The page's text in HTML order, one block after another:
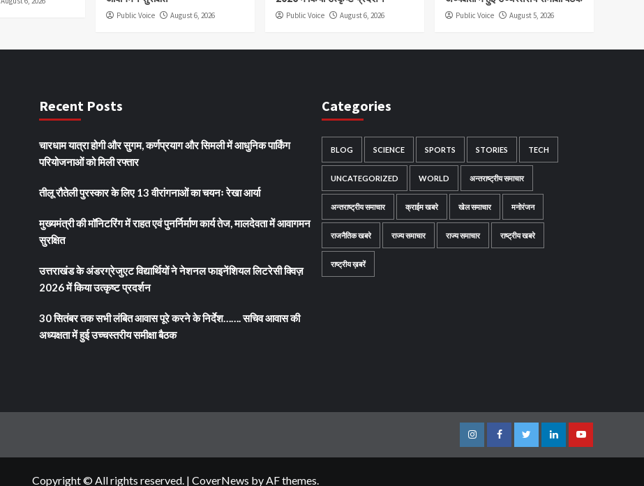
Public Voice August 6, 2026 Public Voice August 6, 2026 Public Voice August 5, 2026
Recent Posts
चारधाम यात्रा होगी और सुगम, कर्णप्रयाग और सिमली में आधुनिक पार्किंग
परियोजनाओं को मिली रफ्तार
तीलू रौतेली पुरस्कार के लिए 13 वीरांगनाओं का चयनः रेखा आर्या
मुख्यमंत्री की मॉनिटरिंग में राहत एवं पुनर्निर्माण कार्य तेज, मालदेवता में आवागमन
सुरक्षित
उत्तराखंड के अंडरग्रेजुएट विद्यार्थियों ने नेशनल फाइनेंशियल लिटरेसी क्विज़
2026 में किया उत्कृष्ट प्रदर्शन
30 सितंबर तक सभी लंबित आवास पूरे करने के निर्देश……. सचिव आवास की
अध्यक्षता में हुई उच्चस्तरीय समीक्षा बैठक
Categories
BLOG SCIENCE SPORTS STORIES TECH
UNCATEGORIZED WORLD अन्तराष्ट्रीय समाचार
अन्तराष्ट्रीय समाचार क्राईम खबरे खेल समाचार मनोरंजन
राजनैतिक खबरे राज्य समाचार राज्य समाचार राष्ट्रीय खबरे
राष्ट्रीय ख़बरें
InstagramFacebookTwitterLinkedinYoutube
Copyright © All rights reserved. | CoverNews by AF themes.